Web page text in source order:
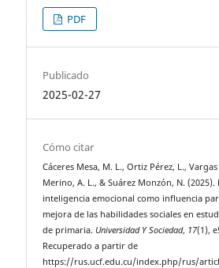
PDF
Publicado
2025-02-27
Cómo citar
Cáceres Mesa, M. L., Ortiz Pérez, L., Vargas
Merino, A. L., & Suárez Monzón, N. (2025).
inteligencia emocional como influencia
mejora de las habilidades sociales en
de primaria. Universidad Y Sociedad, 17(1),
Recuperado a partir de
https://rus.ucf.edu.cu/index.php/rus/